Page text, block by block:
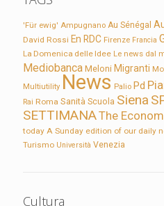
'Für ewig' Ampugnano Au Sénégal
David Rossi En RDC Firenze Francia
La Domenica delle Idee Le news dal
Mediobanca Meloni Migranti
Multiutility News Palio Pd
Rai Roma Sanità Scuola Siena
SETTIMANAThe
today A Sunday edition of our daily
Turismo Università Venezia
Cultura